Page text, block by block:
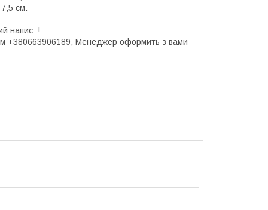
см.
напис !
+380663906189, Менеджер оформить з вами